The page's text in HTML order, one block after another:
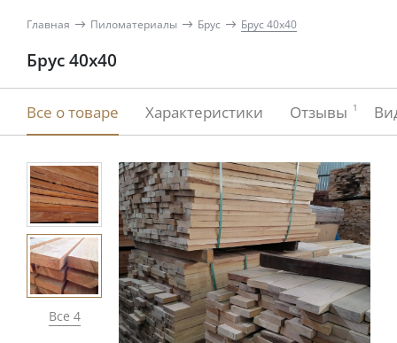
Главная Пиломатериалы Брус Брус 40x40
Брус 40x40
Все о товаре Характеристики Отзывы 1
Все 4